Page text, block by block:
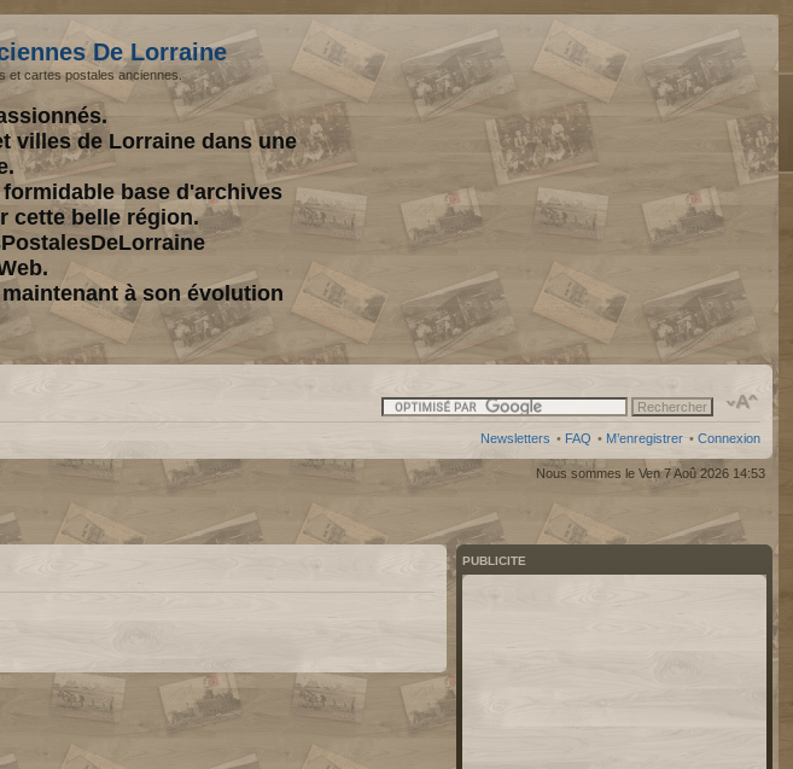
De Lorraine
et cartes postales anciennes.
villes de Lorraine dans une
base d'archives
cette belle région.
à son évolution
Newsletters • FAQ • M’enregistrer • Connexion
Nous sommes le Ven 7 Aoû 2026 14:53
PUBLICITE